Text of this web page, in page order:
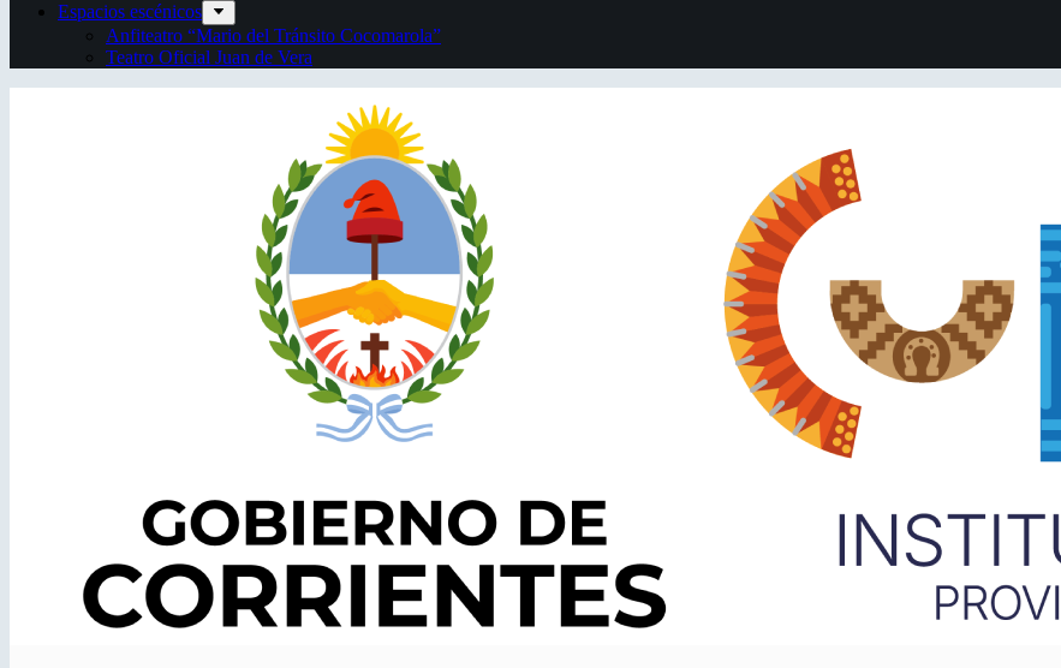
Espacios escénicos
Anfiteatro “Mario del Tránsito Cocomarola”
Teatro Oficial Juan de Vera